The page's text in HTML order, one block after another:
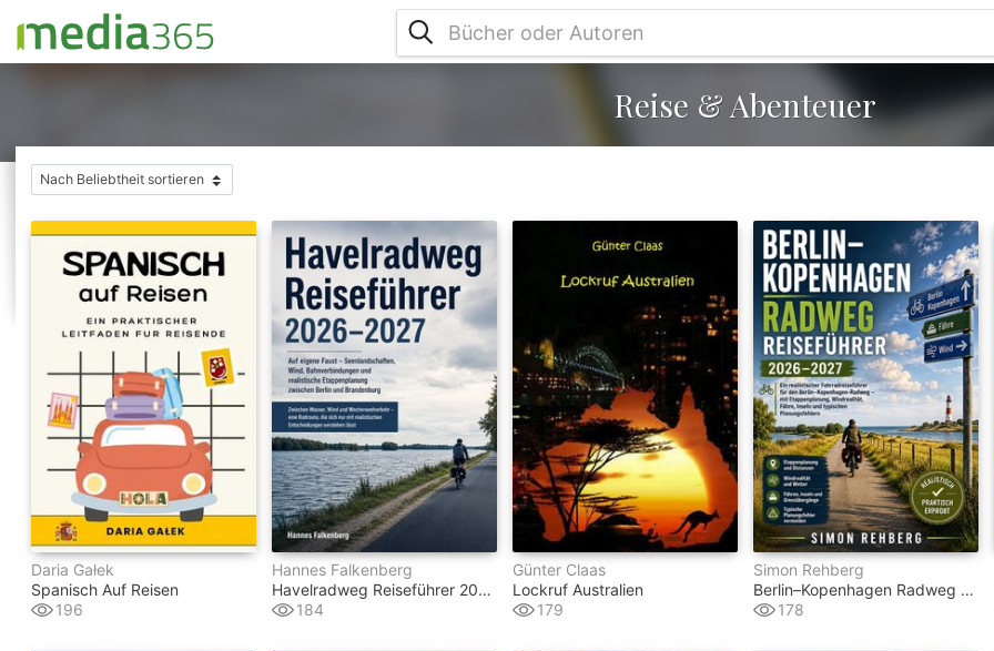
Reise & Abenteuer
Daria Gałek
Spanisch Auf Reisen
196
Hannes Falkenberg
Havelradweg Reiseführer 2026–2027
184
Günter Claas
Lockruf Australien
179
Simon Rehberg
Berlin–Kopenhagen Radweg Reiseführer 2026–2027
178